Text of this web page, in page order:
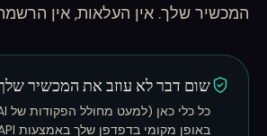
המכשיר שלך. אין העלאות, אין
שום דבר לא עוזב את המכשיר